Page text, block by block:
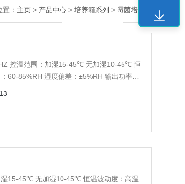
： 主页 > 产品中心 > 培养箱系列 > 霉菌培养箱
控温范围：加湿15-45℃ 无加湿10-45℃ 恒
85%RH 湿度偏差：±5%RH 输出功率：
湿15-45℃ 无加湿10-45℃ 恒温波动度：高温